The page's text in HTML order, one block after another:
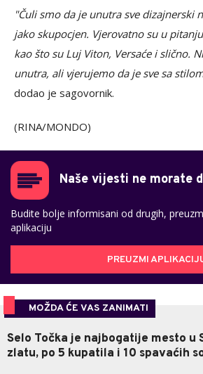
"Čuli smo da je unutra sve dizajnerski
jako skupocjen. Vjerovatno su u
kao što su Luj Viton, Versaće i slično.
unutra, ali vjerujemo da je sve sa
dodao je sagovornik.
(RINA/MONDO)
Naše vijesti ne morate
Budite bolje informisani od drugih,
aplikaciju
PREUZMI
MOŽDA ĆE VAS ZANIMATI
Selo Točka je najbogatije mesto u
zlatu, po 5 kupatila i 10 spavaćih